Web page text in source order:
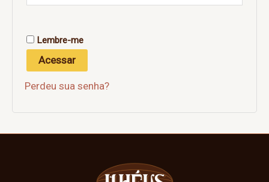
Lembre-me
Acessar
Perdeu sua senha?